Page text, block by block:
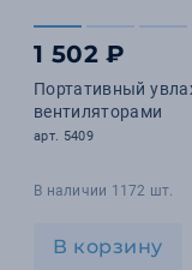
1 502 ₽
Портативный
вентиляторами
арт. 5409
В наличии 1172 шт.
В корзину